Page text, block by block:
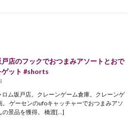
店のフックでおつまみアソートとおで
ゲット #shorts
ム坂戸店。クレーンゲーム倉庫。クレーンゲ
。 ゲーセンのufoキャッチャーでおつまみアソ
の景品を獲得。 橋渡[…]